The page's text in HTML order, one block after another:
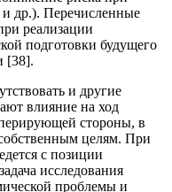
др.). Перечисленные
реализации
подготовки будущего
[38].
и другие
влияние на ход
стороны, в
целям. При
с позиции
исследования
проблемы и